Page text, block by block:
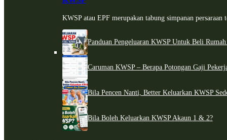
KWSP atau EPF merupakan tabung simpanan persaraan
Panduan Pengeluaran KWSP Untuk Beli
Caruman KWSP – Berapa Potongan Gaji
Bila Pencen Nanti, Better Keluarkan KWSP
Bila Boleh Keluarkan KWSP Akaun 1 & 2?